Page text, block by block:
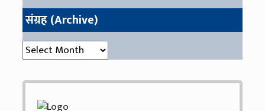
संग्रह (Archive)
संग्रह (Archive)